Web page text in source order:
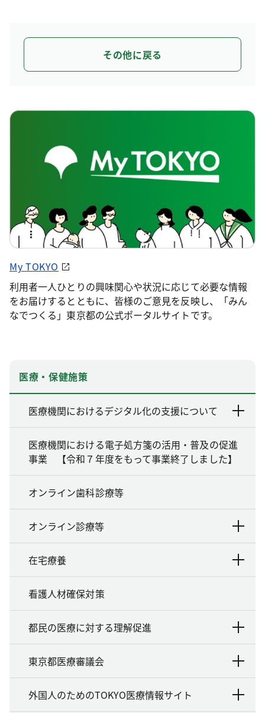
その他に戻る
My TOKYO
利用者一人ひとりの興味関心や状況に応じて必要な情報
をお届けするとともに、皆様のご意見を反映し、「みん
なでつくる」東京都の公式ポータルサイトです。
医療・保健施策
医療機関におけるデジタル化の支援について
医療機関における電子処方箋の活用・普及の促進
事業 【令和７年度をもって事業終了しました】
オンライン歯科診療等
オンライン診療等
在宅療養
看護人材確保対策
都民の医療に対する理解促進
東京都医療審議会
外国人のためのTOKYO医療情報サイト